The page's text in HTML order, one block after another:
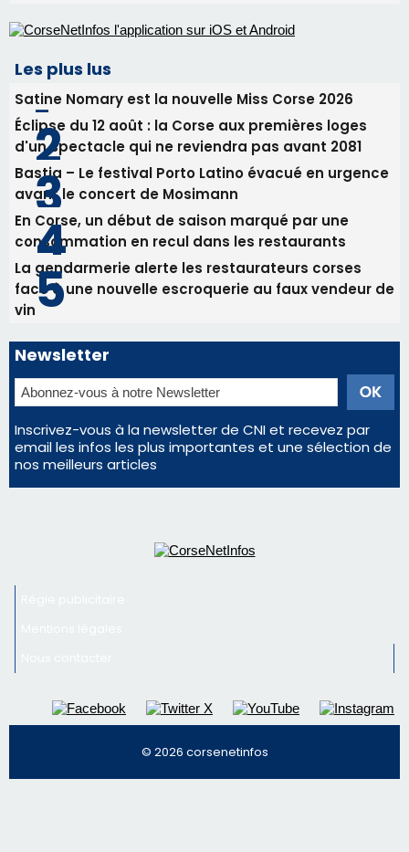
avant le concert de Mosimann
consommation en recul dans les restaurants
La gendarmerie alerte les restaurateurs corses
face à une nouvelle escroquerie au faux vendeur de
vin
Newsletter
Inscrivez-vous à la newsletter de CNI et recevez par
email les infos les plus importantes et une sélection de
nos meilleurs articles
Régie publicitaire
Mentions légales
Nous contacter